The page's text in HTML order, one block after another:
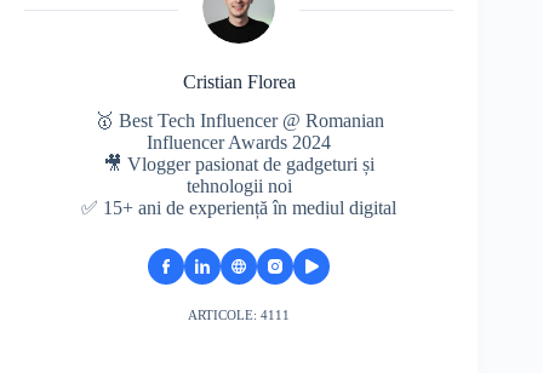
Cristian Florea
🥇 Best Tech Influencer @ Romanian
Influencer Awards 2024
🎥 Vlogger pasionat de gadgeturi și
tehnologii noi
✅ 15+ ani de experiență în mediul digital
ARTICOLE: 4111